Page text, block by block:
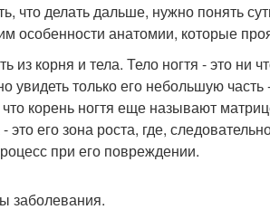
что делать дальше, нужно понять
особенности анатомии, которые
из корня и тела. Тело ногтя - это ни
увидеть только его небольшую часть
корень ногтя еще называют
это его зона роста, где,
при его повреждении.
заболевания.